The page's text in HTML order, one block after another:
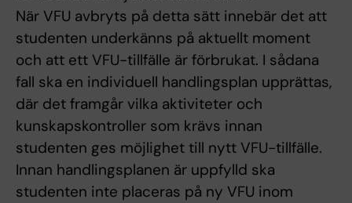
När VFU avbryts på detta sätt innebär det att
studenten underkänns på aktuellt moment
och att ett VFU-tillfälle är förbrukat. I sådana
fall ska en individuell handlingsplan upprättas,
där det framgår vilka aktiviteter och
kunskapskontroller som krävs innan
studenten ges möjlighet till nytt VFU-tillfälle.
Innan handlingsplanen är uppfylld ska
studenten inte placeras på ny VFU inom